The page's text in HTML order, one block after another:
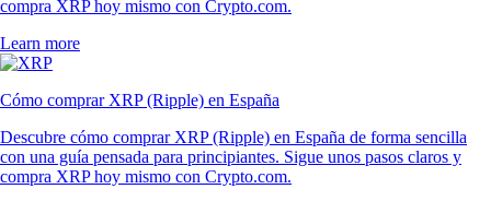
compra XRP hoy mismo con Crypto.com.
Learn more
Cómo comprar XRP (Ripple) en España
Descubre cómo comprar XRP (Ripple) en España de forma sencilla
con una guía pensada para principiantes. Sigue unos pasos claros y
compra XRP hoy mismo con Crypto.com.